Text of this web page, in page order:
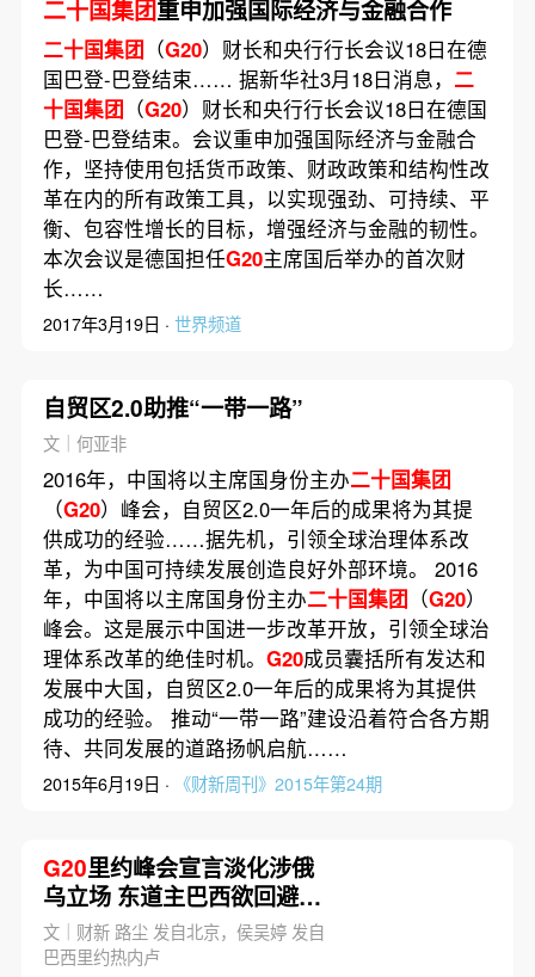
二十国集团重申加强国际经济与金融合作
二十国集团 （G20）财长和央行行长会议18日在德
国巴登-巴登结束…… 据新华社3月18日消息， 二
十国集团 （G20）财长和央行行长会议18日在德国
巴登-巴登结束。会议重申加强国际经济与金融合
作，坚持使用包括货币政策、财政政策和结构性改
革在内的所有政策工具，以实现强劲、可持续、平
衡、包容性增长的目标，增强经济与金融的韧性。
本次会议是德国担任G20主席国后举办的首次财
长……
2017年3月19日 · 世界频道
自贸区2.0助推“一带一路”
文｜何亚非
2016年，中国将以主席国身份主办二十国集团
（G20）峰会，自贸区2.0一年后的成果将为其提
供成功的经验……据先机，引领全球治理体系改
革，为中国可持续发展创造良好外部环境。 2016
年，中国将以主席国身份主办二十国集团 （G20）
峰会。这是展示中国进一步改革开放，引领全球治
理体系改革的绝佳时机。 G20成员囊括所有发达和
发展中大国，自贸区2.0一年后的成果将为其提供
成功的经验。 推动“一带一路”建设沿着符合各方期
待、共同发展的道路扬帆启航……
2015年6月19日 · 《财新周刊》2015年第24期
G20里约峰会宣言淡化涉俄
乌立场 东道主巴西欲回避地
缘政治分歧
文｜财新 路尘 发自北京，侯吴婷 发自
巴西里约热内卢